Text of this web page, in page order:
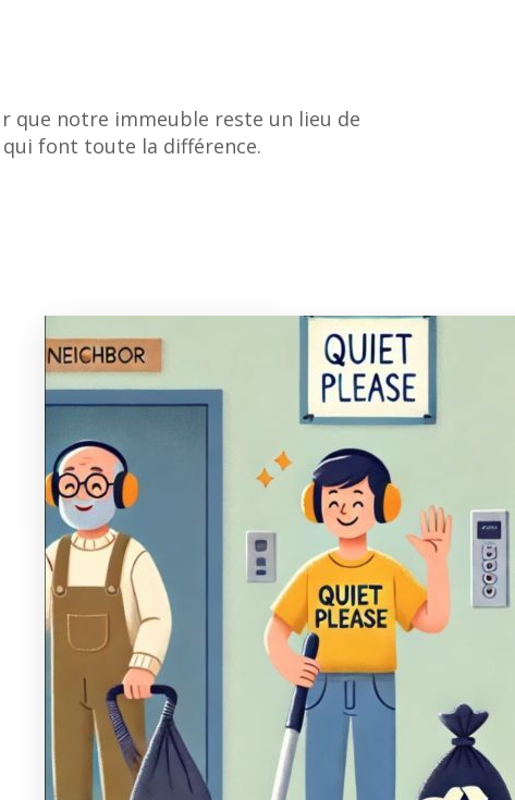
que notre immeuble reste un lieu de
font toute la différence.